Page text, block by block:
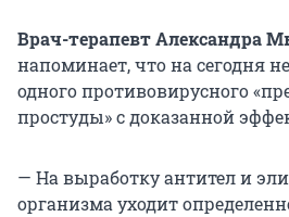
Врач-терапевт Александра
напоминает, что на сегодня
одного противовирусного
простуды» с доказанной
— На выработку антител и
организма уходит